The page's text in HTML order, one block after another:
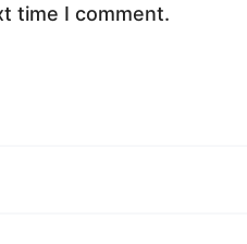
time I comment.